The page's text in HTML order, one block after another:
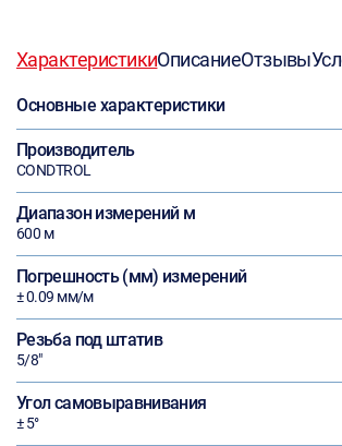
ХарактеристикиОписаниеОтзывы
Основные характеристики
Производитель
CONDTROL
Диапазон измерений м
600 м
Погрешность (мм) измерений
± 0.09 мм/м
Резьба под штатив
5/8"
Угол самовыравнивания
± 5°